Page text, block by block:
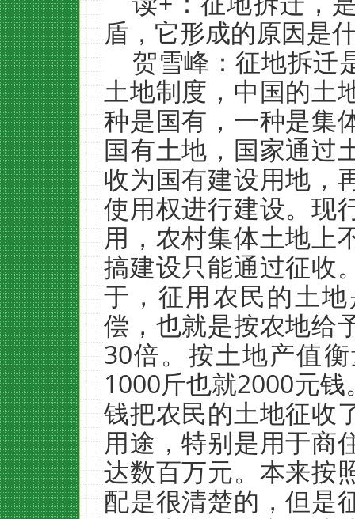
盾，它形成的原因是
贺雪峰：征地拆迁
土地制度，中国的土
种是国有，一种是集
国有土地，国家通过
收为国有建设用地，
使用权进行建设。现
用，农村集体土地上
搞建设只能通过征收
于，征用农民的土
偿，也就是按农地给
30倍。按土地产值
1000斤也就2000元
钱把农民的土地征收
用途，特别是用于商
达数百万元。本来按
配是很清楚的，但是